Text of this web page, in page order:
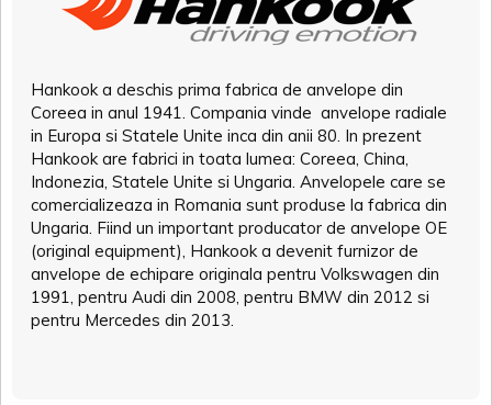
Hankook a deschis prima fabrica de anvelope din
Coreea in anul 1941. Compania vinde anvelope radiale
in Europa si Statele Unite inca din anii 80. In prezent
Hankook are fabrici in toata lumea: Coreea, China,
Indonezia, Statele Unite si Ungaria. Anvelopele care se
comercializeaza in Romania sunt produse la fabrica din
Ungaria. Fiind un important producator de anvelope OE
(original equipment), Hankook a devenit furnizor de
anvelope de echipare originala pentru Volkswagen din
1991, pentru Audi din 2008, pentru BMW din 2012 si
pentru Mercedes din 2013.